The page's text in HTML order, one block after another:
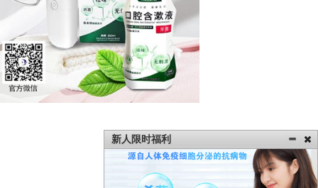
新人限时福利